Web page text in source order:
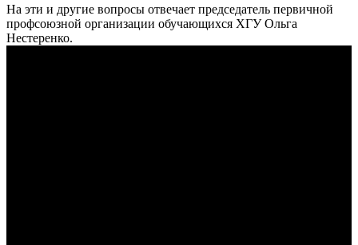
На эти и другие вопросы отвечает председатель первичной
профсоюзной организации обучающихся ХГУ Ольга
Нестеренко.